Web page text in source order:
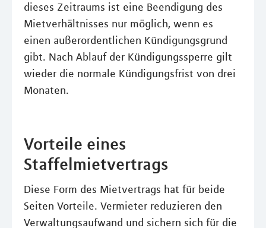
dieses Zeitraums ist eine Beendigung des
Mietverhältnisses nur möglich, wenn es
einen außerordentlichen Kündigungsgrund
gibt. Nach Ablauf der Kündigungssperre gilt
wieder die normale Kündigungsfrist von drei
Monaten.
Vorteile eines
Staffelmietvertrags
Diese Form des Mietvertrags hat für beide
Seiten Vorteile. Vermieter reduzieren den
Verwaltungsaufwand und sichern sich für die